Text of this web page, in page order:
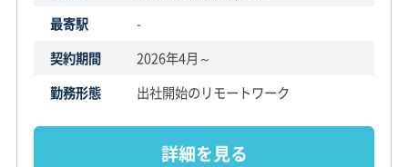
最寄駅
-
契約期間
2026年4月～
勤務形態
出社開始のリモートワーク
詳細を見る